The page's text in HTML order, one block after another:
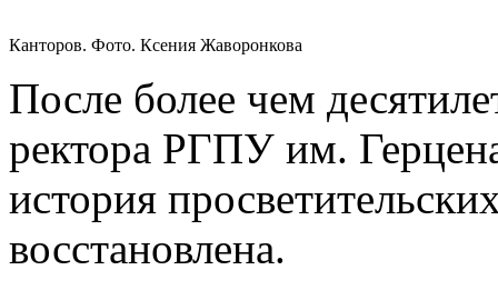
Канторов. Фото. Ксения Жаворонкова
После более чем
ректора РГПУ им.
история
восстановлена.